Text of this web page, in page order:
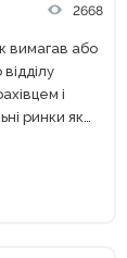
2668
вимагав або
і
ринки як